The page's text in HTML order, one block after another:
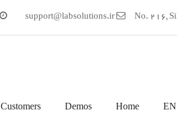
support@labsolutions.ir
EN
Home
Demos
Customers